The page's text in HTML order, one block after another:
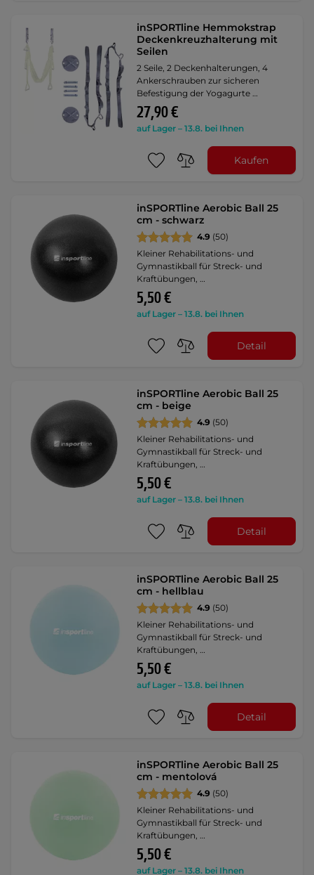
inSPORTline Hemmokstrap
Deckenkreuzhalterung mit
Seilen
2 Seile, 2 Deckenhalterungen, 4
Ankerschrauben zur sicheren
Befestigung der Yogagurte …
27,90 €
auf Lager – 13.8. bei Ihnen
Kaufen
inSPORTline Aerobic Ball 25
cm - schwarz
4.9 (50)
Kleiner Rehabilitations- und
Gymnastikball für Streck- und
Kraftübungen, …
5,50 €
auf Lager – 13.8. bei Ihnen
Detail
inSPORTline Aerobic Ball 25
cm - beige
4.9 (50)
Kleiner Rehabilitations- und
Gymnastikball für Streck- und
Kraftübungen, …
5,50 €
auf Lager – 13.8. bei Ihnen
Detail
inSPORTline Aerobic Ball 25
cm - hellblau
4.9 (50)
Kleiner Rehabilitations- und
Gymnastikball für Streck- und
Kraftübungen, …
5,50 €
auf Lager – 13.8. bei Ihnen
Detail
inSPORTline Aerobic Ball 25
cm - mentolová
4.9 (50)
Kleiner Rehabilitations- und
Gymnastikball für Streck- und
Kraftübungen, …
5,50 €
auf Lager – 13.8. bei Ihnen